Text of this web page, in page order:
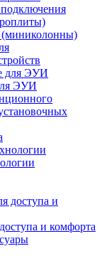
(миниколонны)
ЭУИ
и комфорта